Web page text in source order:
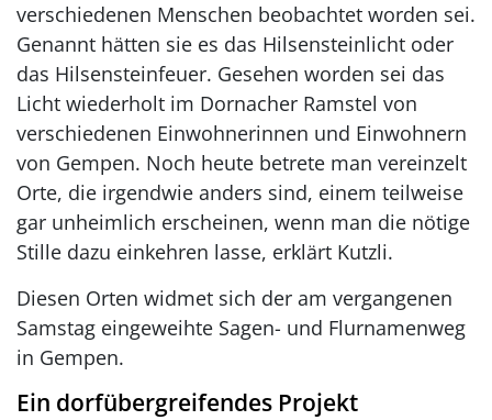
verschiedenen Menschen beobachtet worden sei.
Genannt hätten sie es das Hilsensteinlicht oder
das Hilsensteinfeuer. Gesehen worden sei das
Licht wiederholt im Dornacher Ramstel von
verschiedenen Einwohnerinnen und Einwohnern
von Gempen. Noch heute betrete man vereinzelt
Orte, die irgendwie anders sind, einem teilweise
gar unheimlich erscheinen, wenn man die nötige
Stille dazu einkehren lasse, erklärt Kutzli.
Diesen Orten widmet sich der am vergangenen
Samstag eingeweihte Sagen- und Flurnamenweg
in Gempen.
Ein dorfübergreifendes Projekt